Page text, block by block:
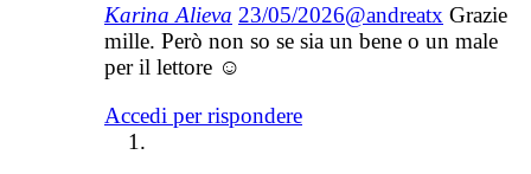
Karina Alieva 23/05/2026@andreatx Grazie
mille. Però non so se sia un bene o un male
per il lettore ☺️
Accedi per rispondere